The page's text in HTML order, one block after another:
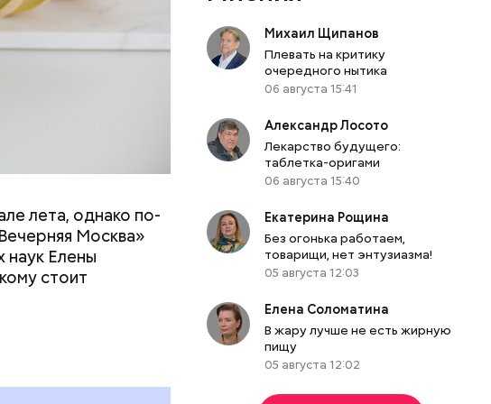
лета, однако по-
Москва»
наук Елены
стоит
щавель ему не
синдроме
тоже лучше
привести к
оболочки.
Михаил Щипанов
Плевать на критику
очередного нытика
06 августа 15:41
Александр Лосото
Лекарство будущего:
таблетка-оригами
06 августа 15:40
Екатерина Рощина
Без огонька работаем,
товарищи, нет энтузиазма!
05 августа 12:03
Елена Соломатина
В жару лучше не есть жирную
пищу
05 августа 12:02